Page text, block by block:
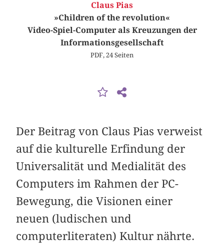
Claus Pias
»Children of the revolution«
Video-Spiel-Computer als Kreuzungen der
Informationsgesellschaft
PDF, 24 Seiten
Der Beitrag von Claus Pias verweist
auf die kulturelle Erfindung der
Universalität und Medialität des
Computers im Rahmen der PC-
Bewegung, die Visionen einer
neuen (ludischen und
computerliteraten) Kultur nährte.